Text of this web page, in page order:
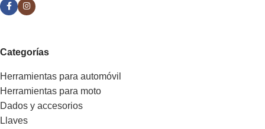
Categorías
Herramientas para automóvil
Herramientas para moto
Dados y accesorios
Llaves